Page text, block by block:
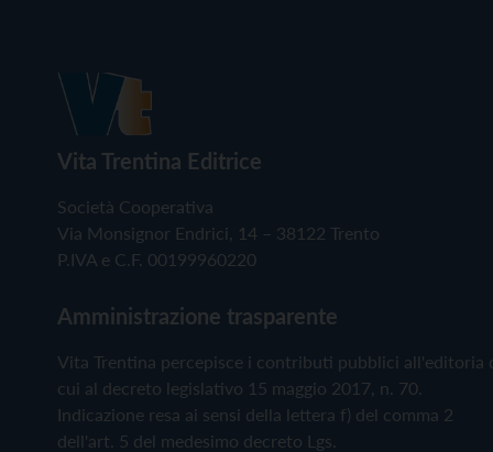
Vita Trentina Editrice
Società Cooperativa
Via Monsignor Endrici, 14 – 38122 Trento
P.IVA e C.F. 00199960220
Amministrazione trasparente
Vita Trentina percepisce i contributi pubblici all'editoria
cui al decreto legislativo 15 maggio 2017, n. 70.
Indicazione resa ai sensi della lettera f) del comma 2
dell'art. 5 del medesimo decreto Lgs.